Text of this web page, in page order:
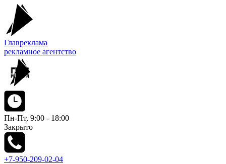
Главреклама
рекламное агентство
Пн-Пт, 9:00 - 18:00
Закрыто
+7-950-209-02-04